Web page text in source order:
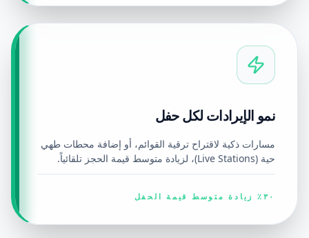
نمو الإيرادات لكل حفل
مسارات ذكية لاقتراح ترقية القوائم، أو إضافة محطات طهي
حية (Live Stations)، لزيادة متوسط قيمة الحجز تلقائياً.
٣٠٪ زيادة متوسط قيمة الحفل